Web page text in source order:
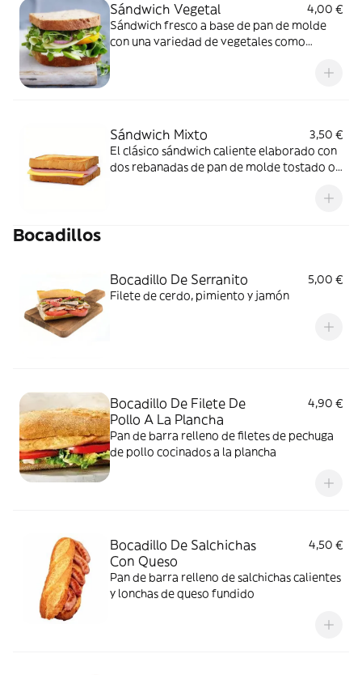
Sándwich Vegetal
4,00 €
Sándwich fresco a base de pan de molde
con una variedad de vegetales como
Sándwich Mixto
3,50 €
El clásico sándwich caliente elaborado con
dos rebanadas de pan de molde tostado o
Bocadillos
Bocadillo De Serranito
5,00 €
Filete de cerdo, pimiento y jamón
Bocadillo De Filete De
Pollo A La Plancha
4,90 €
Pan de barra relleno de filetes de pechuga
de pollo cocinados a la plancha
Bocadillo De Salchichas
Con Queso
4,50 €
Pan de barra relleno de salchichas calientes
y lonchas de queso fundido